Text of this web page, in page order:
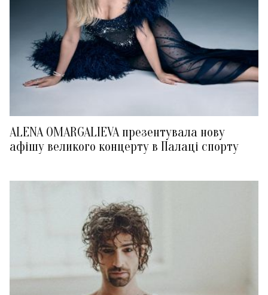
ALENA OMARGALIEVA презентувала нову
афішу великого концерту в Палаці спорту